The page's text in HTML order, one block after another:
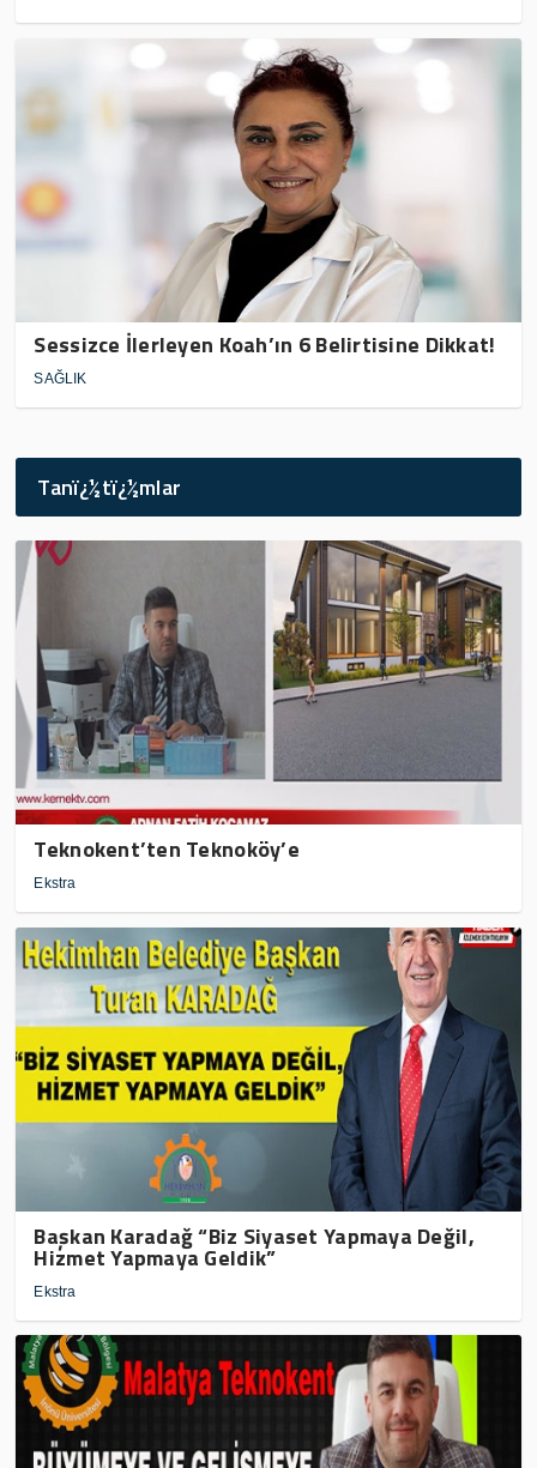
Sessizce İlerleyen Koah’ın 6 Belirtisine Dikkat!
SAĞLIK
Tanï¿½tï¿½mlar
Teknokent’ten Teknoköy’e
Ekstra
Başkan Karadağ “Biz Siyaset Yapmaya Değil,
Hizmet Yapmaya Geldik”
Ekstra